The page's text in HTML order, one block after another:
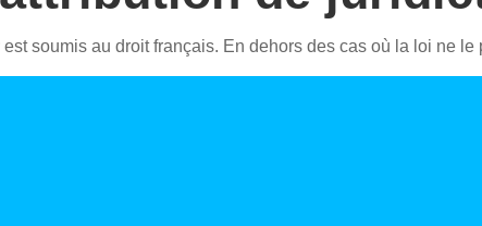
est soumis au droit français. En dehors des cas où la loi ne le